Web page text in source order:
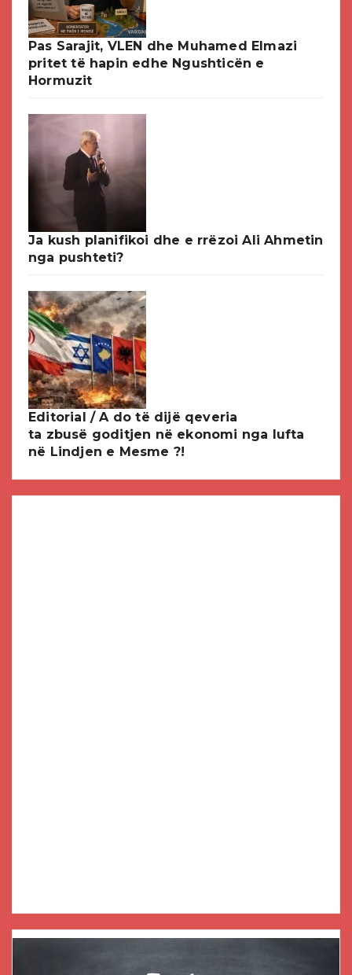
Pas Sarajit, VLEN dhe Muhamed Elmazi
pritet të hapin edhe Ngushticën e
Hormuzit
Ja kush planifikoi dhe e rrëzoi Ali Ahmetin
nga pushteti?
Editorial / A do të dijë qeveria
ta zbusë goditjen në ekonomi nga lufta
në Lindjen e Mesme ?!